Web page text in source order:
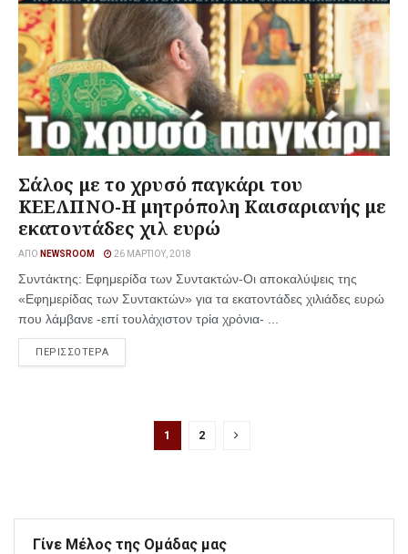
Σάλος με το χρυσό παγκάρι του
ΚΕΕΛΠΝΟ-Η μητρόπολη Καισαριανής με
εκατοντάδες χιλ ευρώ
ΑΠΌ NEWSROOM 26 ΜΑΡΤΊΟΥ, 2018
Συντάκτης: Εφημερίδα των Συντακτών-Οι αποκαλύψεις της
«Εφημερίδας των Συντακτών» για τα εκατοντάδες χιλιάδες ευρώ
που λάμβανε -επί τουλάχιστον τρία χρόνια- ...
ΠΕΡΙΣΣΟΤΕΡΑ
1 2
Γίνε Μέλος της Ομάδας μας